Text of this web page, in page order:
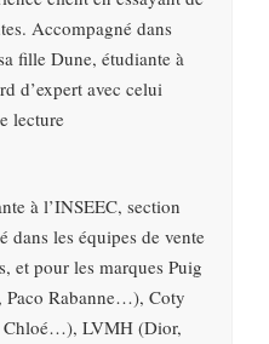
Accompagné dans
fille Dune, étudiante à
d’expert avec celui
lecture
à l’INSEEC, section
dans les équipes de vente
et pour les marques Puig
Paco Rabanne…), Coty
Chloé…), LVMH (Dior,